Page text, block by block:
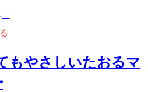
もやさしいたおるマ